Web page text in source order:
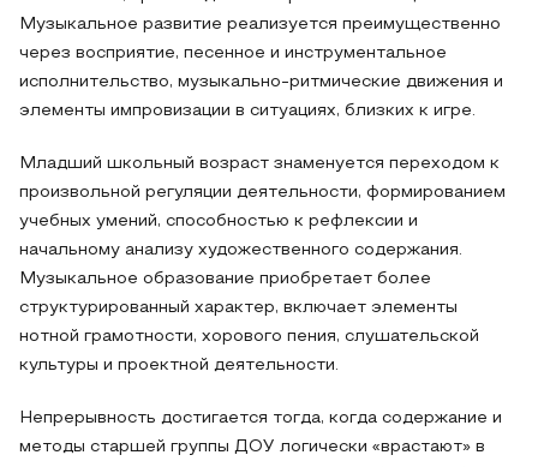
Музыкальное развитие реализуется преимущественно
через восприятие, песенное и инструментальное
исполнительство, музыкально-ритмические движения и
элементы импровизации в ситуациях, близких к игре.
Младший школьный возраст знаменуется переходом к
произвольной регуляции деятельности, формированием
учебных умений, способностью к рефлексии и
начальному анализу художественного содержания.
Музыкальное образование приобретает более
структурированный характер, включает элементы
нотной грамотности, хорового пения, слушательской
культуры и проектной деятельности.
Непрерывность достигается тогда, когда содержание и
методы старшей группы ДОУ логически «врастают» в